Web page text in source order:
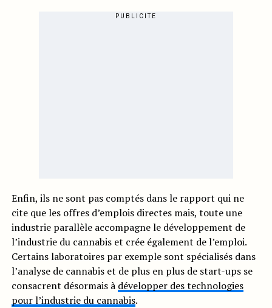
PUBLICITE
Enfin, ils ne sont pas comptés dans le rapport qui ne
cite que les offres d’emplois directes mais, toute une
industrie parallèle accompagne le développement de
l’industrie du cannabis et crée également de l’emploi.
Certains laboratoires par exemple sont spécialisés dans
l’analyse de cannabis et de plus en plus de start-ups se
consacrent désormais à développer des technologies
pour l’industrie du cannabis.